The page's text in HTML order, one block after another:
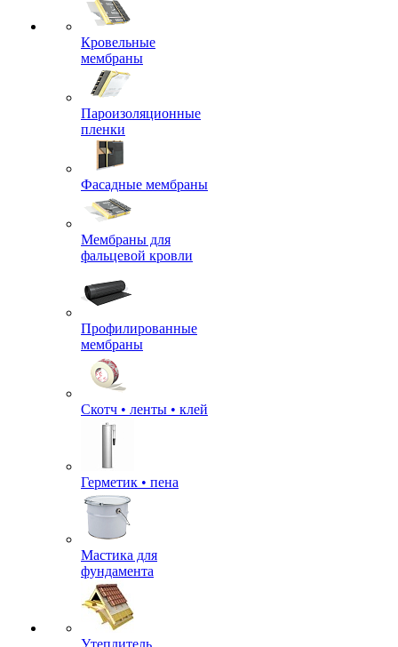
Кровельные
мембраны
Пароизоляционные
пленки
Фасадные мембраны
Мембраны для
фальцевой кровли
Профилированные
мембраны
Скотч • ленты • клей
Герметик • пена
Мастика для
фундамента
Утеплитель